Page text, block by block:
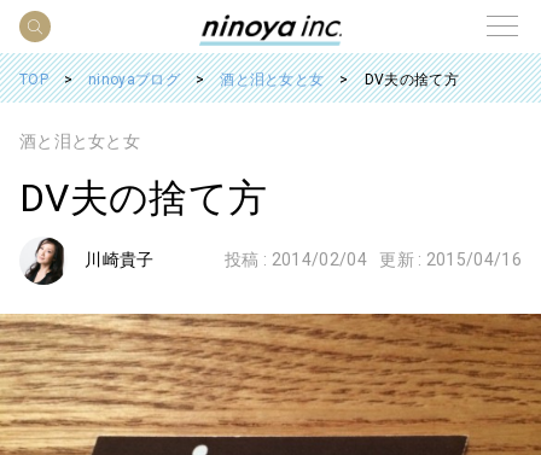
TOP ninoyaブログ 酒と泪と女と女 DV夫の捨て方
酒と泪と女と女
DV夫の捨て方
川崎貴子 投稿 : 2014/02/04 更新 : 2015/04/16